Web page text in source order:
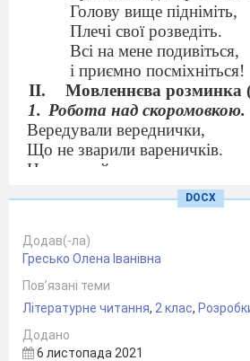
Голову вище підніміть,
Плечі свої розведіть.
Всі на мене подивіться,
і приємно посміхніться!
Мовленнєва розминка
Робота над скоромовкою.
Вередували вереднички,
Що не зварили вареничків.
Не вередуйте, вередниченьки,
Ось поваряться варениченьки.
Робота над чистомовкою.
говорить, а діти
Сні-сні-сні – народивсь він на
Ас-ас-ас – підростав малий
Іт-іт-іт – став відомий на весь
Ар-ар-ар – написав для всіх
Актуалізація опорних
DOCX
Додав(-ла)
Гресько Олена Іванівна
Пов’язані теми
Літературне читання, 2 клас,
Додано
6 листопада 2021